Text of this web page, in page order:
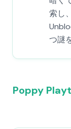
索し
つ謎
Poppy